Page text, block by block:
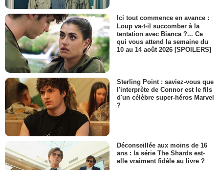
Ici tout commence en avance :
Loup va-t-il succomber à la
tentation avec Bianca ?... Ce
qui vous attend la semaine du
10 au 14 août 2026 [SPOILERS]
Sterling Point : saviez-vous que
l'interprète de Connor est le fils
d'un célèbre super-héros Marvel
?
Déconseillée aux moins de 16
ans : la série The Shards est-
elle vraiment fidèle au livre ?